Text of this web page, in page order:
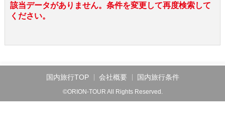
該当データがありません。条件を変更して再度検索して
ください。
国内旅行TOP 会社概要 国内旅行条件
©ORION-TOUR All Rights Reserved.